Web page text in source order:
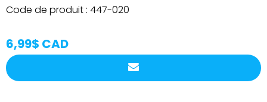
Code de produit : 447-020
6,99$ CAD